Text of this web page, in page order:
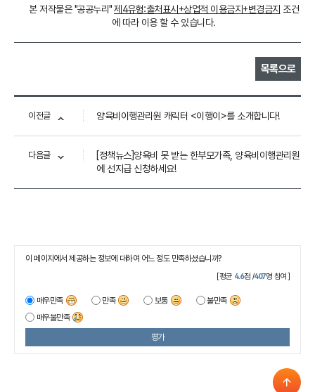
본 저작물은 "공공누리"제4유형:출처표시+상업적 이용금지+변경금지 조건
에 따라 이용 할 수 있습니다.
목록으로
이전글 양육비이행관리원 캐릭터 <이행이>를 소개합니다!
다음글
[정책뉴스]양육비 못 받는 한부모가족, 양육비이행관리원
에 선지급 신청하세요!
이 페이지에서 제공하는 정보에 대하여 어느 정도 만족하셨습니까?
[평균 4.6점 /407명 참여]
매우만족 만족 보통
불만족
매우불만족
평가